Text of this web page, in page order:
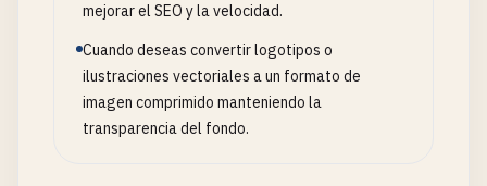
mejorar el SEO y la velocidad.
Cuando deseas convertir logotipos o
ilustraciones vectoriales a un formato de
imagen comprimido manteniendo la
transparencia del fondo.